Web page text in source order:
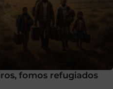
fomos refugiados